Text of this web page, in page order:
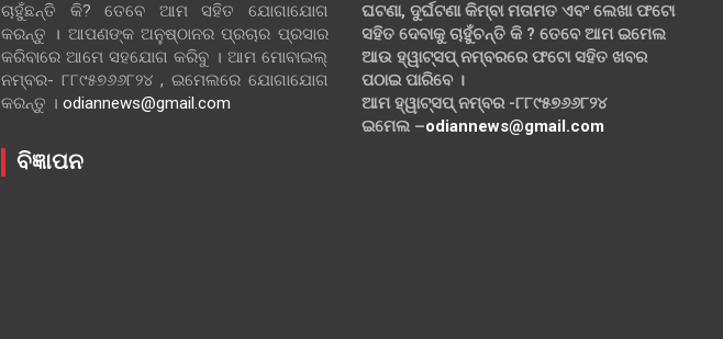
ଚାହୁଁଛନ୍ତି କି? ତେବେ ଆମ ସହିତ ଯୋଗାଯୋଗ
କରନ୍ତୁ । ଆପଣଙ୍କ ଅନୁଷ୍ଠାନର ପ୍ରଚାର ପ୍ରସାର
କରିବାରେ ଆମେ ସହଯୋଗ କରିବୁ । ଆମ ମୋବାଇଲ୍
ନମ୍ବର- ୮୮୯୫୭୬୬୮୨୪ , ଇମେଲରେ ଯୋଗାଯୋଗ
କରନ୍ତୁ । odiannews@gmail.com
ବିଜ୍ଞାପନ
ଘଟଣା, ଦୁର୍ଘଟଣା କିମ୍ବା ମତାମତ ଏବଂ ଲେଖା ଫଟୋ
ସହିତ ଦେବାକୁ ଚାହୁଁଚନ୍ତି କି ? ତେବେ ଆମ ଇମେଲ
ଆଉ ହ୍ୱାଟ୍‌ସପ୍ ନମ୍ବରରେ ଫଟୋ ସହିତ ଖବର
ପଠାଇ ପାରିବେ ।
ଆମ ହ୍ୱାଟ୍‌ସପ୍ ନମ୍ବର -୮୮୯୫୭୬୬୮୨୪
ଇମେଲ –odiannews@gmail.com